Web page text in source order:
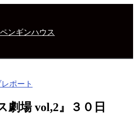
ンギンハウス
ポート
劇場 vol,2』３０日